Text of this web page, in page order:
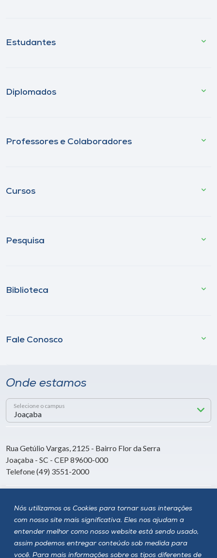
Nós utilizamos os Cookies para tornar suas interações
com nosso site mais significativa. Eles nos ajudam a
entender melhor como nosso website está sendo usado,
assim podemos entregar conteúdo sob medida para
você. Para mais informações sobre os tipos diferentes de
Estudantes
Diplomados
Professores e Colaboradores
Cursos
Pesquisa
Biblioteca
Fale Conosco
Onde estamos
Selecione o campus
Rua Getúlio Vargas, 2125 - Bairro Flor da Serra
Joaçaba - SC - CEP 89600-000
Telefone (49) 3551-2000
Siga a Unoesc